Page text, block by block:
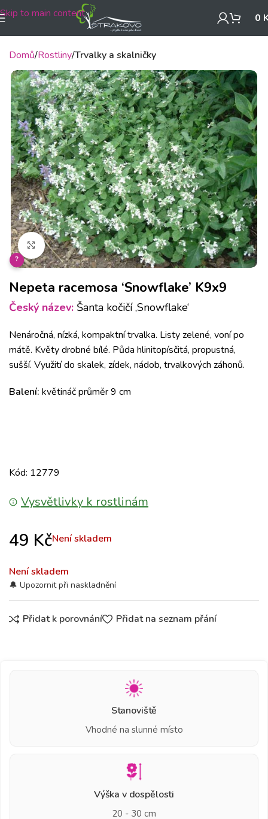
Skip to main content 0
Domů Rostliny Trvalky a skalničky
Klikněte pro zvětšení
?
Nepeta racemosa ‘Snowflake’ K9x9
Český název: Šanta kočičí ‚Snowflake‘
Nenáročná, nízká, kompaktní trvalka. Listy zelené, voní po
mátě. Květy drobné bílé. Půda hlinitopísčitá, propustná,
sušší. Využití do skalek, zídek, nádob, trvalkových záhonů.
Balení: květináč průměr 9 cm
Kód: 12779
Vysvětlivky k rostlinám
49 KčNení skladem
Není skladem
Přidat k porovnání Přidat na seznam přání
Stanoviště
Vhodné na slunné místo
Výška v dospělosti
20 - 30 cm